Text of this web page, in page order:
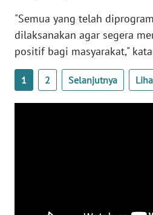
"Semua yang telah
dilaksanakan agar segera
positif bagi masyarakat,"
1 2 Selanjutnya
JAMBI
WN
SULTRA